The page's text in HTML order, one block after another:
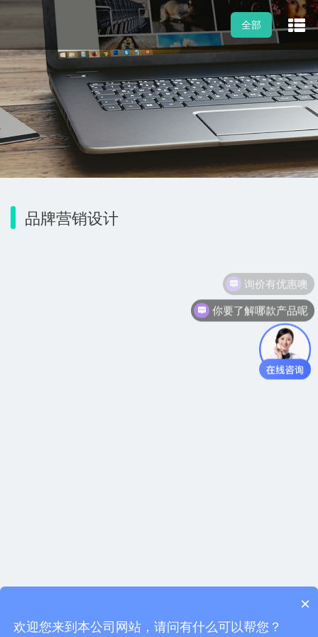
全部
品牌营销设计
你要了解哪款产品呢
询价有优惠噢
×
欢迎您来到本公司网站，请问有什么可以帮您？